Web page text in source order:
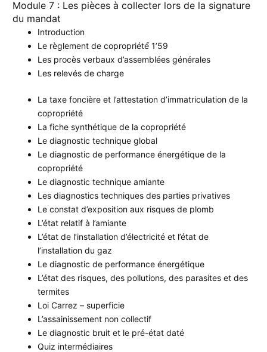
Module 7 : Les pièces à collecter lors de la signature
du mandat
Introduction
Le règlement de copropriété́ 1’59
Les procès verbaux d’assemblées générales
Les relevés de charge
La taxe foncière et l’attestation d’immatriculation de la
copropriété
La fiche synthétique de la copropriété
Le diagnostic technique global
Le diagnostic de performance énergétique de la
copropriété
Le diagnostic technique amiante
Les diagnostics techniques des parties privatives
Le constat d’exposition aux risques de plomb
L’état relatif à l’amiante
L’état de l’installation d’électricité et l’état de
l’installation du gaz
Le diagnostic de performance énergétique
L’état des risques, des pollutions, des parasites et des
termites
Loi Carrez – superficie
L’assainissement non collectif
Le diagnostic bruit et le pré-état daté
Quiz intermédiaires